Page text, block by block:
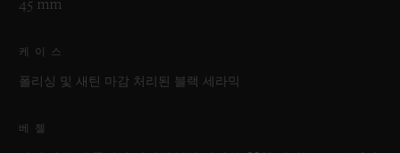
45 mm
케이스
폴리싱 및 새틴 마감 처리된 블랙 세라믹
베젤